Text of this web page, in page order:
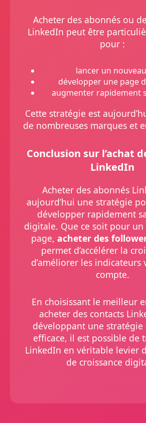
Acheter des abonnés ou
LinkedIn peut être
pour :
lancer un
développer une page
augmenter rapidement
Cette stratégie est
de nombreuses marques et
Conclusion sur l’achat
LinkedIn
Acheter des abonnés
aujourd’hui une stratégie
développer rapidement
digitale. Que ce soit pour
page, acheter des
permet d’accélérer la
d’améliorer les indicateurs
compte.
En choisissant le meilleur
acheter des contacts
développant une stratégie
efficace, il est possible de
LinkedIn en véritable levier
de croissance